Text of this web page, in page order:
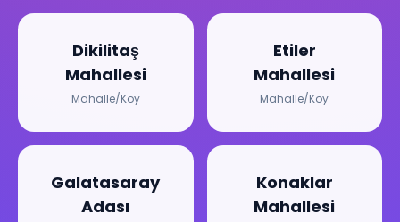
Dikilitaş
Mahallesi
Mahalle/Köy
Etiler
Mahallesi
Mahalle/Köy
Galatasaray
Adası
Konaklar
Mahallesi